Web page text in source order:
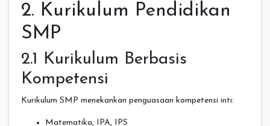
2. Kurikulum Pendidikan
SMP
2.1 Kurikulum Berbasis
Kompetensi
Kurikulum SMP menekankan penguasaan kompetensi inti:
Matematika, IPA, IPS